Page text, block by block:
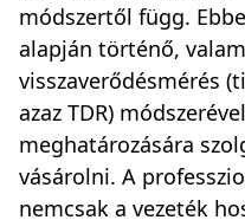
módszertől függ.
alapján történő,
visszaverődésmérés
azaz TDR)
meghatározására
vásárolni. A
nemcsak a vezeték